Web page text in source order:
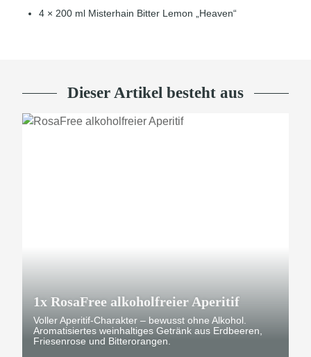
4 × 200 ml Misterhain Bitter Lemon „Heaven“
Dieser Artikel besteht aus
1x RosaFree alkoholfreier Aperitif
Voller Aperitif-Charakter – bewusst ohne Alkohol.
Aromatisiertes weinhaltiges Getränk aus Erdbeeren,
Friesenrose und Bitterorangen.